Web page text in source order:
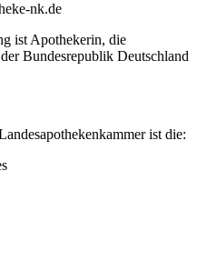
nk.de
ist Apothekerin, die
Bundesrepublik Deutschland
ist die: